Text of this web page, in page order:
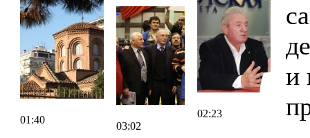
01:40
03:02
02:23
и